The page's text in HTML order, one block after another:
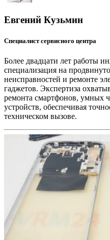
Евгений Кузьмин
Специалист сервисного центра
Более двадцати лет работы
специализация на
неисправностей и ремонте
гаджетов. Экспертиза
ремонта смартфонов, умных
устройств, обеспечивая
техническом вызове.